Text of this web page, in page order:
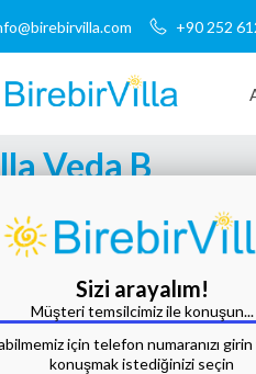
+90 252
Veda B
Tüm Fotoğrafları Göster
Sizi arayalım!
Müşteri temsilcimiz ile konuşun...
için telefon numaranızı
konuşmak istediğinizi seçin